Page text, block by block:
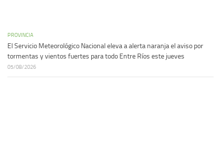
PROVINCIA
El Servicio Meteorológico Nacional eleva a alerta naranja el aviso por
tormentas y vientos fuertes para todo Entre Ríos este jueves
05/08/2026